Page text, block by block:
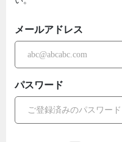
メールアドレス
パスワード